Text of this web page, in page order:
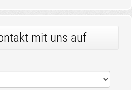
mit uns auf